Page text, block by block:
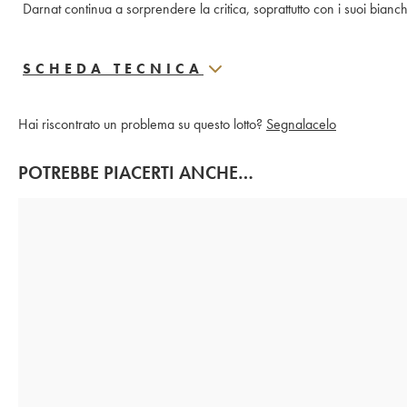
SCHEDA TECNICA
Hai riscontrato un problema su questo lotto? Segnalacelo
POTREBBE PIACERTI ANCHE…